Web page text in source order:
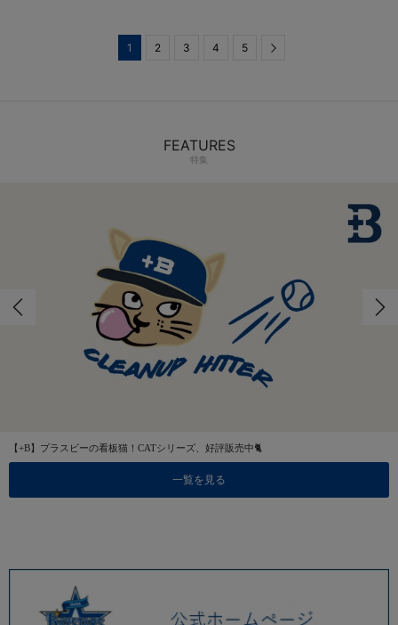
1 2 3 4 5
FEATURES
特集
【+B】プラスビーの看板猫！CATシリーズ、好評販売中🐈
一覧を見る